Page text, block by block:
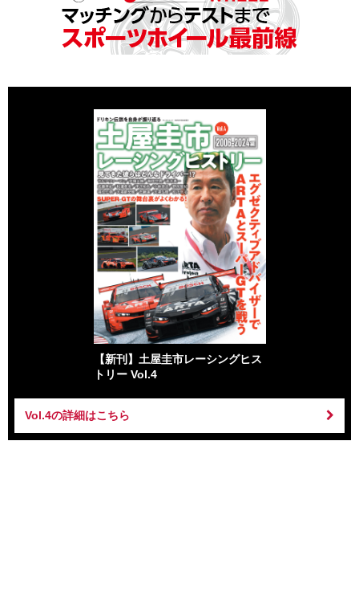
【新刊】土屋圭市レーシングヒス
トリー Vol.4
Vol.4の詳細はこちら